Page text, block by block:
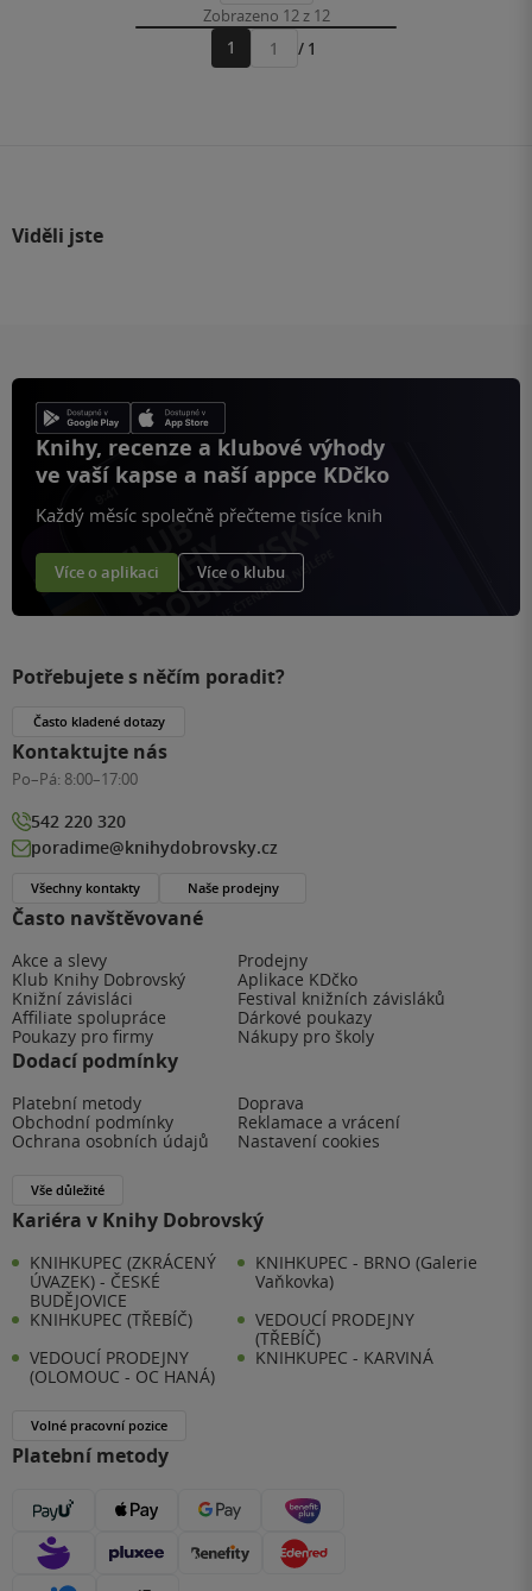
Zobrazeno 12 z 12
1
Přejít
/ 1
Viděli jste
Knihy, recenze a klubové výhody
ve vaší kapse a naší appce KDčko
Každý měsíc společně přečteme tisíce knih
Více o aplikaci Více o klubu
Často navštěvované
Akce a slevy
Prodejny
Klub Knihy Dobrovský
Aplikace KDčko
Knižní závisláci
Festival knižních závisláků
Affiliate spolupráce
Dárkové poukazy
Poukazy pro firmy
Nákupy pro školy
Dodací podmínky
Platební metody
Doprava
Obchodní podmínky
Reklamace a vrácení
Ochrana osobních údajů
Nastavení cookies
Vše důležité
Kariéra v Knihy Dobrovský
KNIHKUPEC (ZKRÁCENÝ
ÚVAZEK) - ČESKÉ
BUDĚJOVICE
KNIHKUPEC - BRNO (Galerie
Vaňkovka)
KNIHKUPEC (TŘEBÍČ)
VEDOUCÍ PRODEJNY
(TŘEBÍČ)
VEDOUCÍ PRODEJNY
(OLOMOUC - OC HANÁ)
KNIHKUPEC - KARVINÁ
Volné pracovní pozice
Platební metody
Potřebujete s něčím poradit?
Často kladené dotazy
Kontaktujte nás
Po–Pá: 8:00–17:00
542 220 320
poradime@knihydobrovsky.cz
Všechny kontakty Naše prodejny